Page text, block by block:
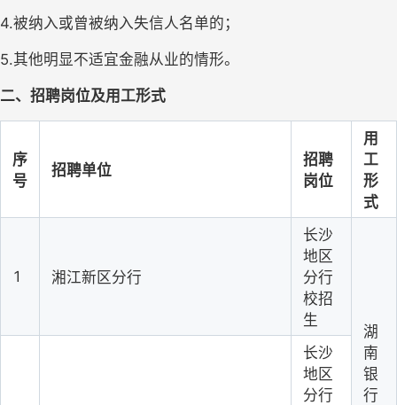
4.被纳入或曾被纳入失信人名单的；
5.其他明显不适宜金融从业的情形。
二、招聘岗位及用工形式
序
号
招聘单位
招聘
岗位
用
工
形
式
1 湘江新区分行
长沙
地区
分行
校招
生
湖
南
银
行
长沙
地区
分行